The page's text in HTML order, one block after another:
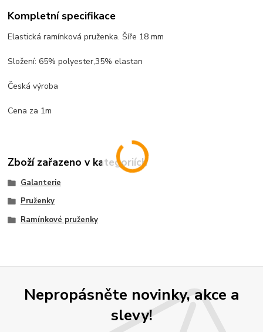
Kompletní specifikace
Elastická ramínková pruženka. Šíře 18 mm
Složení: 65% polyester,35% elastan
Česká výroba
Cena za 1m
Zboží zařazeno v kategoriích
Galanterie
Pruženky
Ramínkové pruženky
Nepropásněte novinky, akce a
slevy!